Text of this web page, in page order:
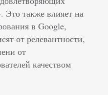
Это также влияет на
в Google,
от релевантности,
от
качеством